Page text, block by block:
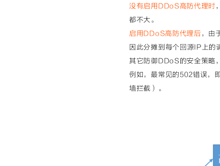
没有启用DDoS高防代理时
都不大。
启用DDoS高防代理后，由
因此分摊到每个回源IP上的
其它防御DDoS的安全策略
例如，最常见的502错误，
墙拦截）。